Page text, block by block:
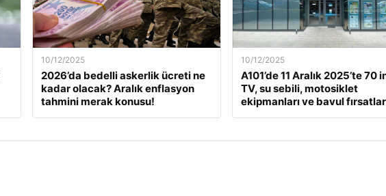
10/12/2025
2026’da bedelli askerlik ücreti ne
kadar olacak? Aralık enflasyon
tahmini merak konusu!
10/12/2025
A101’de 11 Aralık 2025’te 70
TV, su sebili, motosiklet
ekipmanları ve bavul